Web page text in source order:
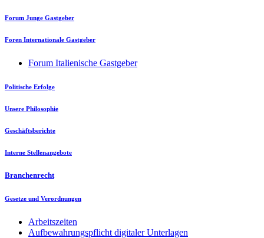
Forum Junge Gastgeber
Foren Internationale Gastgeber
Forum Italienische Gastgeber
Politische Erfolge
Unsere Philosophie
Geschäftsberichte
Interne Stellenangebote
Branchenrecht
Gesetze und Verordnungen
Arbeitszeiten
Aufbewahrungspflicht digitaler Unterlagen